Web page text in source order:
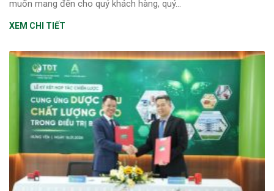
muốn mang đến cho quý khách hàng, quý...
XEM CHI TIẾT